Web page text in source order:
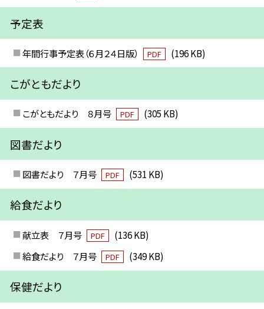
予定表
年間行事予定表（６月２４日版） PDF (196 KB)
こがともだより
こがともだより ８月号 PDF (305 KB)
図書だより
図書だより ７月号 PDF (531 KB)
給食だより
献立表 ７月号 PDF
(136 KB)
給食だより ７月号
PDF (349 KB)
保健だより